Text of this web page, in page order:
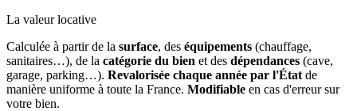
La valeur locative
Calculée à partir de la surface, des équipements (chauffage,
sanitaires…), de la catégorie du bien et des dépendances (cave,
garage, parking…). Revalorisée chaque année par l'État de
manière uniforme à toute la France. Modifiable en cas d'erreur sur
votre bien.